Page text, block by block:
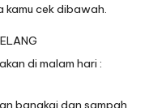
cek dibawah.
di malam hari :
bangkai dan sampah